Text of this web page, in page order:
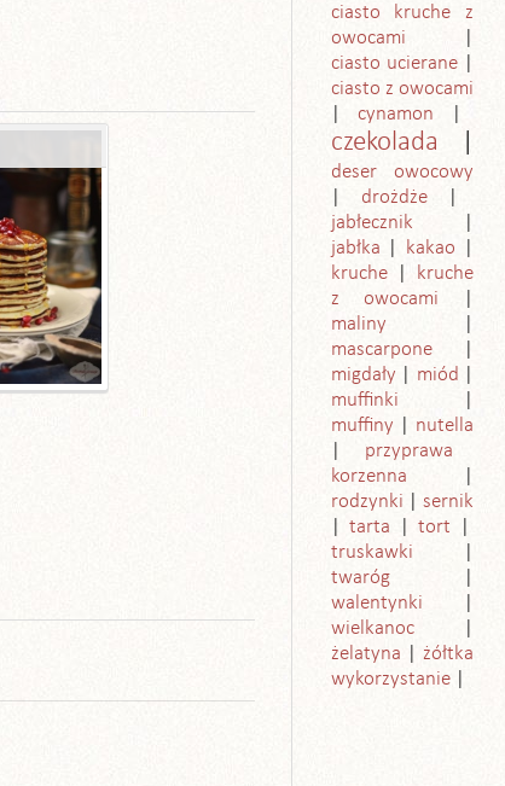
ciasto kruche z
owocami
ciasto ucierane
ciasto z owocami
cynamon
czekolada
deser owocowy
drożdże
jabłecznik
jabłka
kakao
kruche
kruche
z owocami
maliny
mascarpone
migdały
miód
muffinki
muffiny
nutella
przyprawa
korzenna
rodzynki
sernik
tarta
tort
truskawki
twaróg
walentynki
wielkanoc
żelatyna
żółtka
wykorzystanie